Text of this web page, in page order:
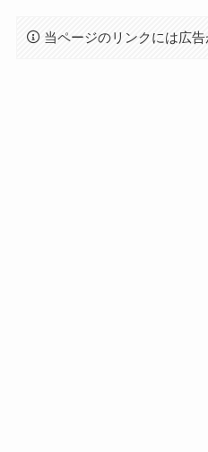
当ページのリンクには広告